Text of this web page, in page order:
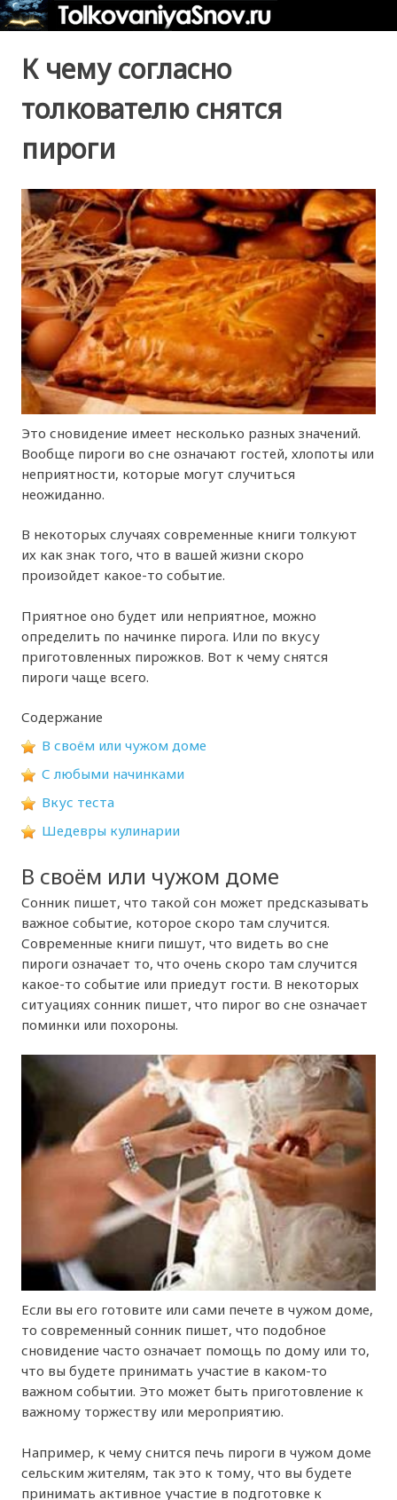
К чему согласно
толкователю снятся
пироги
Это сновидение имеет несколько разных значений.
Вообще пироги во сне означают гостей, хлопоты или
неприятности, которые могут случиться
неожиданно.
В некоторых случаях современные книги толкуют
их как знак того, что в вашей жизни скоро
произойдет какое-то событие.
Приятное оно будет или неприятное, можно
определить по начинке пирога. Или по вкусу
приготовленных пирожков. Вот к чему снятся
пироги чаще всего.
Содержание
В своём или чужом доме
С любыми начинками
Вкус теста
Шедевры кулинарии
В своём или чужом доме
Сонник пишет, что такой сон может предсказывать
важное событие, которое скоро там случится.
Современные книги пишут, что видеть во сне
пироги означает то, что очень скоро там случится
какое-то событие или приедут гости. В некоторых
ситуациях сонник пишет, что пирог во сне означает
поминки или похороны.
Если вы его готовите или сами печете в чужом доме,
то современный сонник пишет, что подобное
сновидение часто означает помощь по дому или то,
что вы будете принимать участие в каком-то
важном событии. Это может быть приготовление к
важному торжеству или мероприятию.
Например, к чему снится печь пироги в чужом доме
сельским жителям, так это к тому, что вы будете
принимать активное участие в подготовке к